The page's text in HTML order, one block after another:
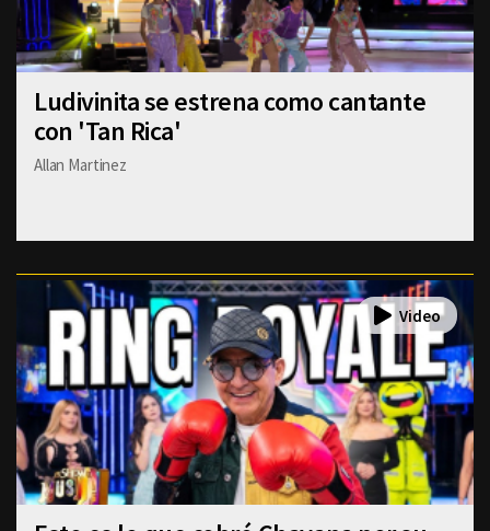
Ludivinita se estrena como cantante
con 'Tan Rica'
Allan Martinez